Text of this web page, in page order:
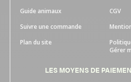
Guide animaux
Suivre une commande
Plan du site
CGV
Gérer
LES MOYENS DE